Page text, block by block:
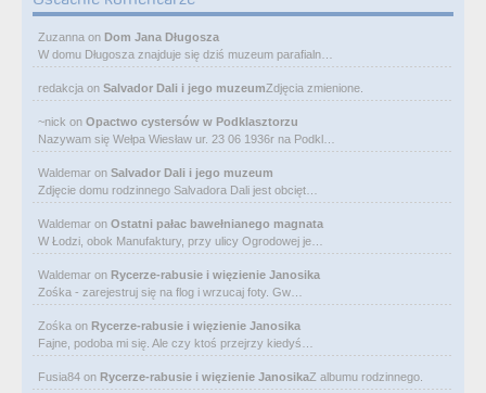
Zuzanna on Dom Jana Długosza
W domu Długosza znajduje się dziś muzeum parafialn…
redakcja on Salvador Dali i jego muzeumZdjęcia zmienione.
~nick on Opactwo cystersów w Podklasztorzu
Nazywam się Wełpa Wiesław ur. 23 06 1936r na Podkl…
Waldemar on Salvador Dali i jego muzeum
Zdjęcie domu rodzinnego Salvadora Dali jest obcięt…
Waldemar on Ostatni pałac bawełnianego magnata
W Łodzi, obok Manufaktury, przy ulicy Ogrodowej je…
Waldemar on Rycerze-rabusie i więzienie Janosika
Zośka - zarejestruj się na flog i wrzucaj foty. Gw…
Zośka on Rycerze-rabusie i więzienie Janosika
Fajne, podoba mi się. Ale czy ktoś przejrzy kiedyś…
Fusia84 on Rycerze-rabusie i więzienie JanosikaZ albumu rodzinnego.